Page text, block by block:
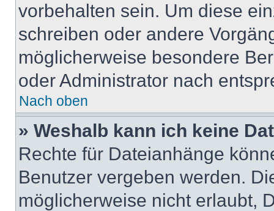
vorbehalten sein. Um diese
schreiben oder andere
möglicherweise besondere
oder Administrator nach
Nach oben
» Weshalb kann ich keine
Rechte für Dateianhänge
Benutzer vergeben werden.
möglicherweise nicht erlaubt,